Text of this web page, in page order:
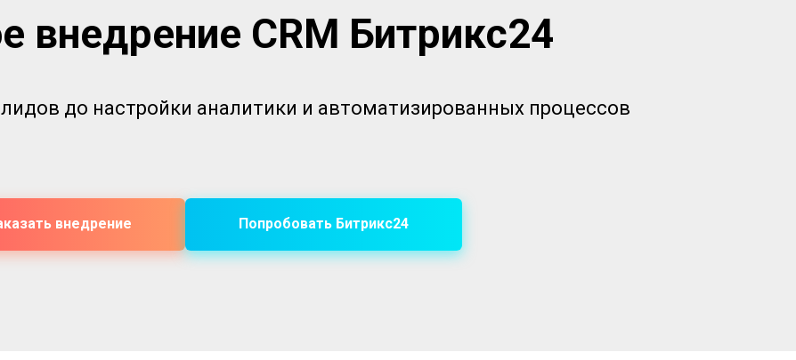
внедрение CRM Битрикс24
до настройки аналитики и автоматизированных процессов
внедрение Попробовать Битрикс24